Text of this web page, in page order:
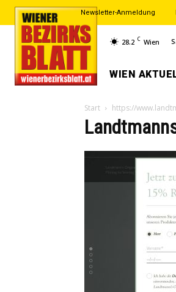
Newsletter-Anmeldung
28.2 C Wien
WIEN
Start https://